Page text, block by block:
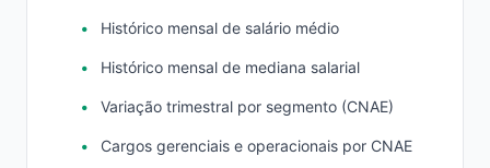
Histórico mensal de salário médio
Histórico mensal de mediana salarial
Variação trimestral por segmento (CNAE)
Cargos gerenciais e operacionais por CNAE